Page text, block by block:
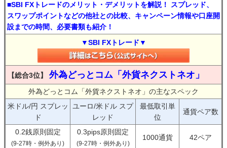
■SBI FXトレードのメリット・デメリットを解説！ スプレッド、
スワップポイントなどの他社との比較、キャンペーン情報や口座開
設までの時間、必要書類も紹介！
▼SBI FXトレード▼
【総合3位】 外為どっとコム「外貨ネクストネオ」
外為どっとコム「外貨ネクストネオ」の主なスペック
米ドル/円 スプレッ
ド
ユーロ/米ドル スプ
レッド
最低取引単
位
通貨ペア数
0.2銭原則固定
(9-27時・例外あり)
0.3pips原則固定
(9-27時・例外あり)
1000通貨 42ペア